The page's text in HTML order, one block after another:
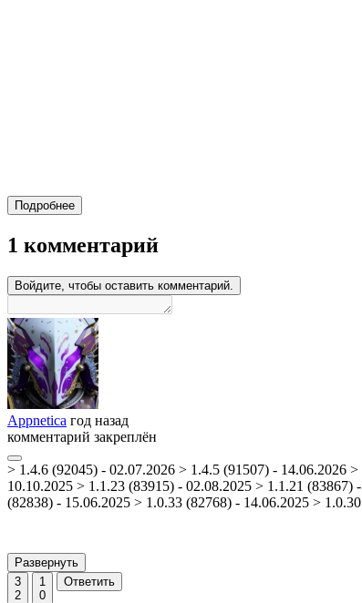
Подробнее
1 комментарий
Войдите, чтобы оставить комментарий.
Appnetica год назад
комментарий закреплён
> 1.4.6 (92045) - 02.07.2026 > 1.4.5 (91507) - 14.06.2026
10.10.2025 > 1.1.23 (83915) - 02.08.2025 > 1.1.21
(82838) - 15.06.2025 > 1.0.33 (82768) - 14.06.2025 >
Развернуть
3
2
1
0
Ответить